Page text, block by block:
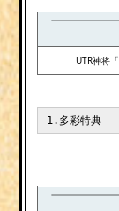
UTR神将
1.多彩特典